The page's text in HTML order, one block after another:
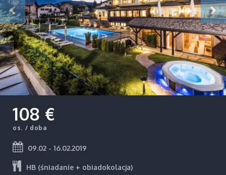
108 €
os. / doba
09.02 - 16.02.2019
HB (śniadanie + obiadokolacja)